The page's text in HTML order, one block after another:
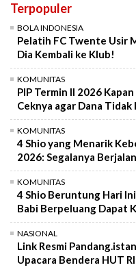
Terpopuler
BOLA INDONESIA
Pelatih FC Twente Usir
Dia Kembali ke Klub!
KOMUNITAS
PIP Termin II 2026
Ceknya agar Dana Tidak
KOMUNITAS
4 Shio yang Menarik
2026: Segalanya
KOMUNITAS
4 Shio Beruntung Hari
Babi Berpeluang Dapat
NASIONAL
Link Resmi
Upacara Bendera HUT